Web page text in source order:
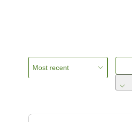
Most recent